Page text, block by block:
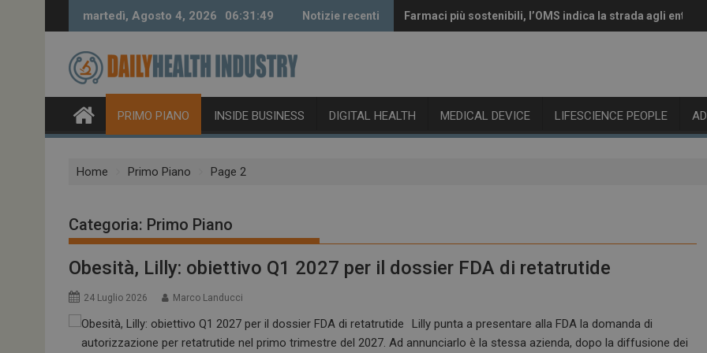
martedì, Agosto 4, 2026 06:31:50 Notizie recenti Farmaci più sostenibili, l’OMS indica la strada agli enti
Vaccini anti-Covid, il CHMP raccomanda l’aggiornamento
PRIMO PIANO INSIDE BUSINESS DIGITAL HEALTH MEDICAL DEVICE LIFESCIENCE PEOPLE
Home Primo Piano Page 2
Categoria: Primo Piano
Obesità, Lilly: obiettivo Q1 2027 per il dossier FDA di retatrutide
24 Luglio 2026 Marco Landucci
Lilly punta a presentare alla FDA la domanda di
autorizzazione per retatrutide nel primo trimestre del 2027. Ad annunciarlo è la stessa azienda, dopo la diffusione dei